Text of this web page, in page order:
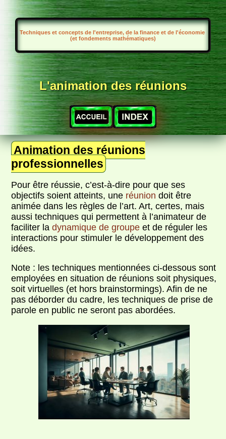
Techniques et concepts de l'entreprise, de la finance et de l'économie
(et fondements mathématiques)
L'animation des réunions
Animation des réunions
professionnelles
Pour être réussie, c’est-à-dire pour que ses
objectifs soient atteints, une réunion doit être
animée dans les règles de l’art. Art, certes, mais
aussi techniques qui permettent à l’animateur de
faciliter ladynamique de groupe et de réguler les
interactions pour stimuler le développement des
idées.
Note : les techniques mentionnées ci-dessous sont
employées en situation de réunions soit physiques,
soit virtuelles (et hors brainstormings). Afin de ne
pas déborder du cadre, les techniques de prise de
parole en public ne seront pas abordées.